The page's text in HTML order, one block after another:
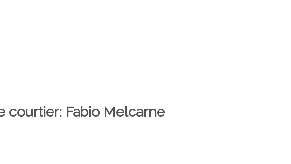
courtier: Fabio Melcarne